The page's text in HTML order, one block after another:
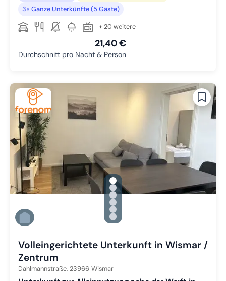
3× Ganze Unterkünfte (5 Gäste)
+ 20 weitere
21,40 €
Durchschnitt pro Nacht & Person
gallery.slide_selector
Zu Slide 1 wechseln
Zu Slide 2 wechseln
Zu Slide 3 wechseln
Zu Slide 4 wechseln
Zu Slide 5 wechseln
Zu Slide 6 wechseln
Volleingerichtete Unterkunft in Wismar /
Zentrum
Dahlmannstraße, 23966 Wismar